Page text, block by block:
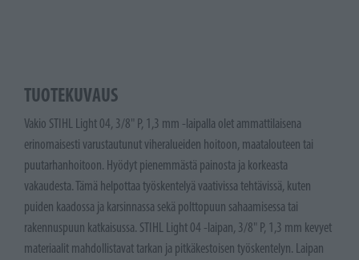
TUOTEKUVAUS
Vakio STIHL Light 04, 3/8" P, 1,3 mm -laipalla olet ammattilaisena
erinomaisesti varustautunut viheralueiden hoitoon, maatalouteen tai
puutarhanhoitoon. Hyödyt pienemmästä painosta ja korkeasta
vakaudesta. Tämä helpottaa työskentelyä vaativissa tehtävissä, kuten
puiden kaadossa ja karsinnassa sekä polttopuun sahaamisessa tai
rakennuspuun katkaisussa. STIHL Light 04 -laipan, 3/8" P, 1,3 mm kevyet
materiaalit mahdollistavat tarkan ja pitkäkestoisen työskentelyn. Laipan